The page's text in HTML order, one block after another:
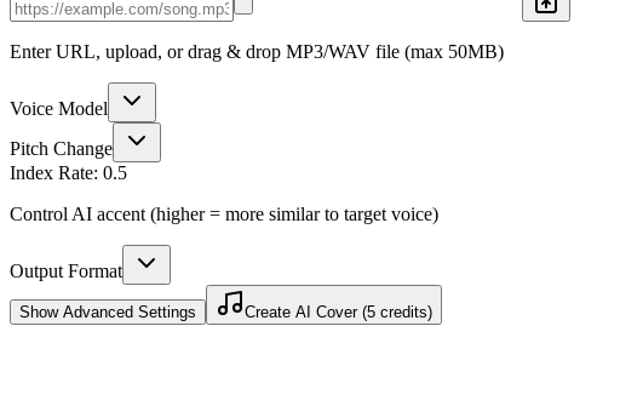
Enter URL, upload, or drag & drop MP3/WAV file (max 50MB)
Voice Model
Pitch Change
Index Rate: 0.5
Control AI accent (higher = more similar to target voice)
Output Format
ShowAdvanced Settings Create AI Cover (5 credits)